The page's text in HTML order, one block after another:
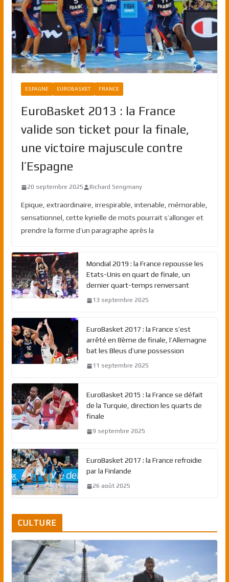
ESPAGNE EUROBASKET FRANCE
EuroBasket 2013 : la France
valide son ticket pour la finale,
une victoire majuscule contre
l’Espagne
20 septembre 2025 Richard Sengmany
Epique, extraordinaire, irrespirable, intenable, mémorable,
sensationnel, cette kyrielle de mots pourrait s’allonger et
prendre la forme d’un paragraphe après la
Mondial 2019 : la France repousse les
Etats-Unis en quart de finale, un
dernier quart-temps renversant
13 septembre 2025
EuroBasket 2017 : la France s’est
arrêté en 8ème de finale, l’Allemagne
bat les Bleus d’une possession
11 septembre 2025
EuroBasket 2015 : la France se défait
de la Turquie, direction les quarts de
finale
9 septembre 2025
EuroBasket 2017 : la France refroidie
par la Finlande
26 août 2025
CULTURE